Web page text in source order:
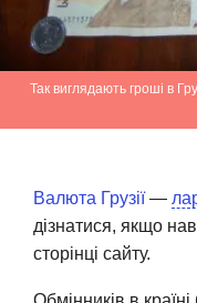
Так виглядають гроші в
Валюта Грузії—
дізнатися, якщо
сторінці сайту.